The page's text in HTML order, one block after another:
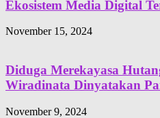
Ekosistem Media Digital
November 15, 2024
Diduga Merekayasa
Wiradinata Dinyatakan
November 9, 2024